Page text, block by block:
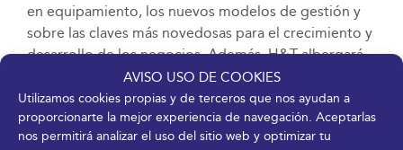
AVISO USO DE COOKIES
Utilizamos cookies propias y de terceros que nos ayudan a
proporcionarte la mejor experiencia de navegación. Aceptarlas
nos permitirá analizar el uso del sitio web y optimizar tu
en equipamiento, los nuevos modelos de gestión y
sobre las claves más novedosas para el crecimiento y
desarrollo de los negocios. Además, H&T albergará
otras actividades como demostraciones, talleres,
catas o misiones comerciales internacionales para
conformar una completa agenda que cada año atrae
a profesionales con gran potencial de compra.